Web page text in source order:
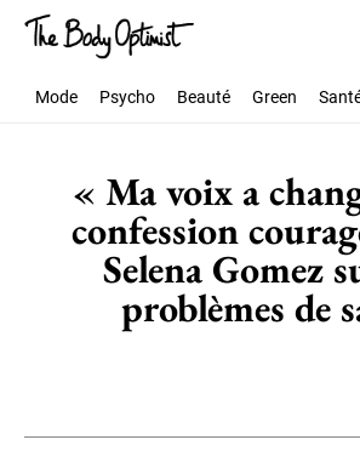
Mode Psycho Beauté Green
« Ma voix a
confession
Selena Gomez
problèmes de